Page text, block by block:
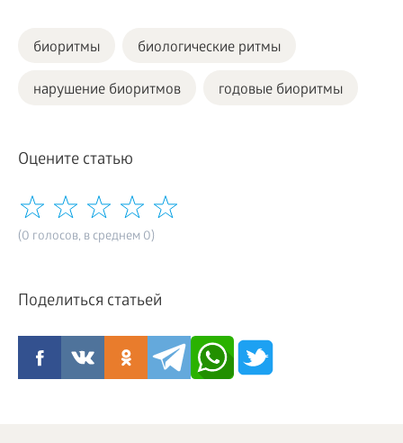
биоритмы биологические ритмы
нарушение биоритмов годовые биоритмы
Оцените статью
(0 голосов, в среднем 0)
Поделиться статьей